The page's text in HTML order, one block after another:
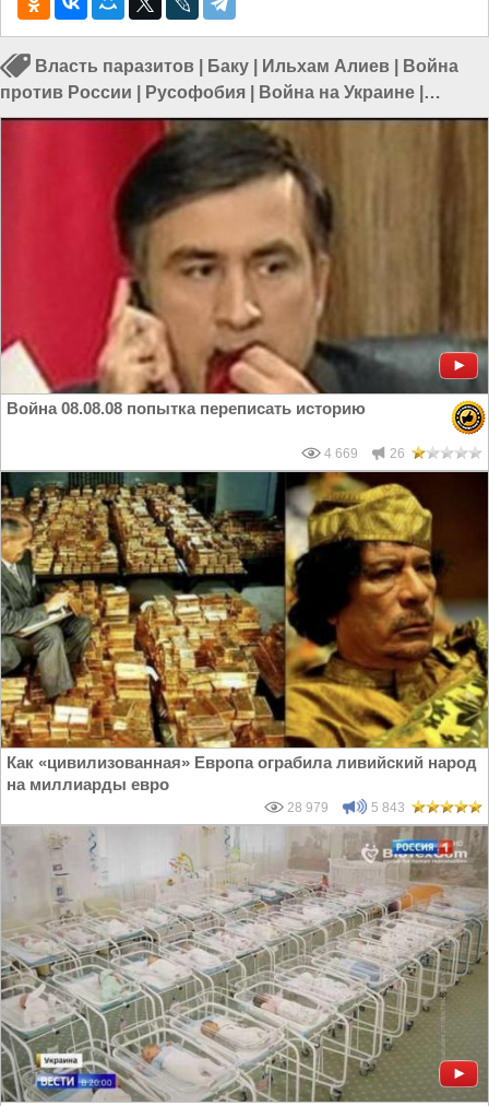
Власть паразитов Баку Ильхам Алиев
Война
против России
Русофобия Война на Украине
Политика в Азии|Политика в мире
Война 08.08.08 попытка переписать историю
4 669 26
Как «цивилизованная» Европа ограбила ливийский народ
на миллиарды евро
28 979 5 843